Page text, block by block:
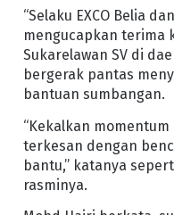
“Selaku EXCO Belia
mengucapkan terima
Sukarelawan SV di
bergerak pantas
bantuan sumbangan.
“Kekalkan
terkesan dengan
bantu,” katanya
rasminya.